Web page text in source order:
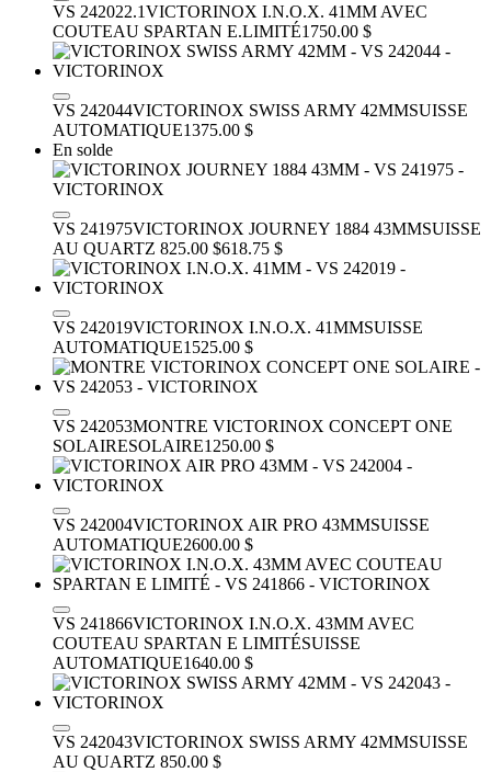
VS 242022.1VICTORINOX I.N.O.X. 41MM AVEC
COUTEAU SPARTAN E.LIMITÉ1750.00 $
VS 242044VICTORINOX SWISS ARMY 42MMSUISSE
AUTOMATIQUE1375.00 $
En solde
VS 241975VICTORINOX JOURNEY 1884 43MMSUISSE
AU QUARTZ 825.00 $618.75 $
VS 242019VICTORINOX I.N.O.X. 41MMSUISSE
AUTOMATIQUE1525.00 $
VS 242053MONTRE VICTORINOX CONCEPT ONE
SOLAIRESOLAIRE1250.00 $
VS 242004VICTORINOX AIR PRO 43MMSUISSE
AUTOMATIQUE2600.00 $
VS 241866VICTORINOX I.N.O.X. 43MM AVEC
COUTEAU SPARTAN E LIMITÉSUISSE
AUTOMATIQUE1640.00 $
VS 242043VICTORINOX SWISS ARMY 42MMSUISSE
AU QUARTZ 850.00 $